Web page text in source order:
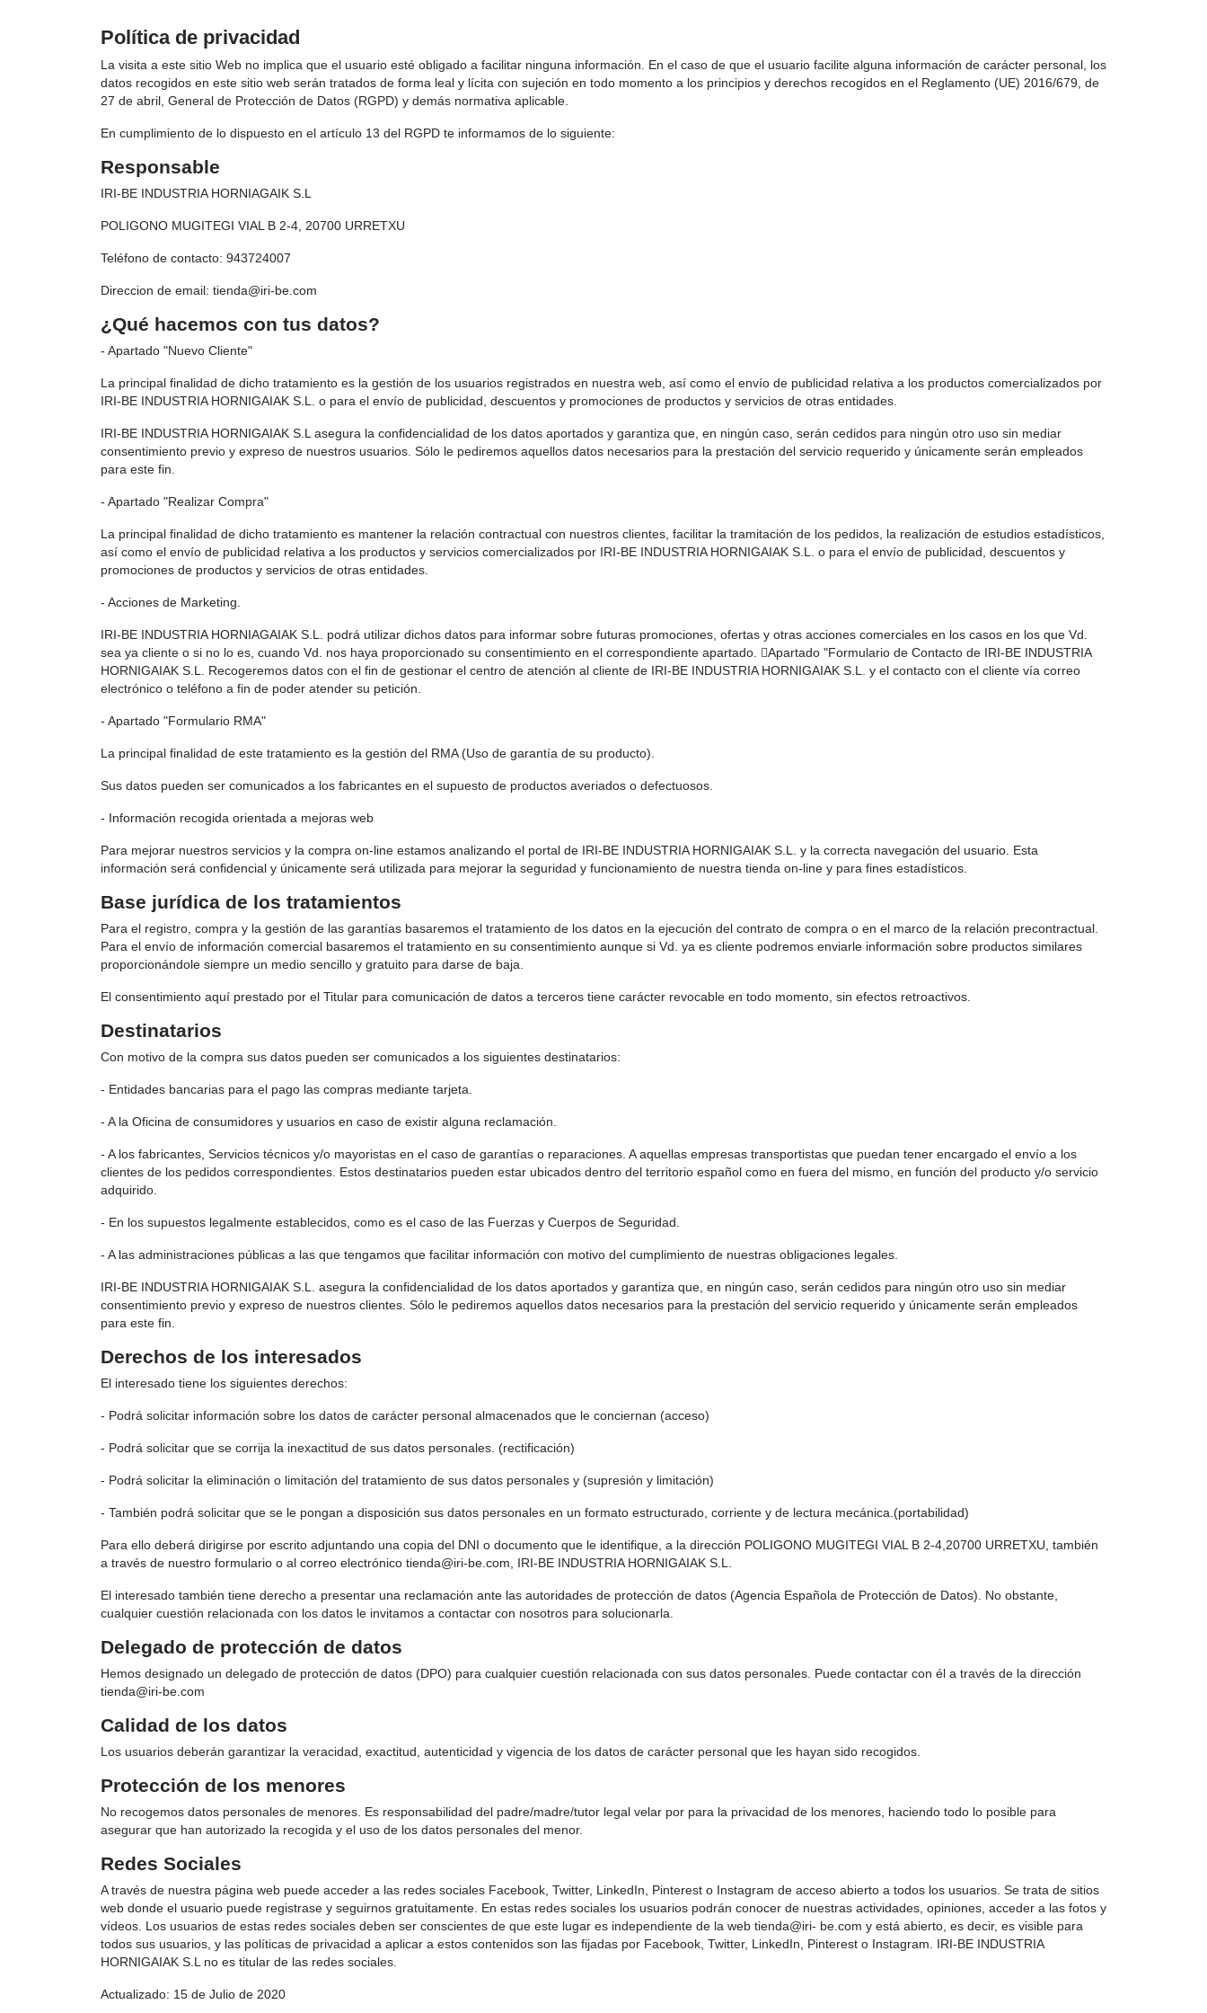
Política de privacidad
La visita a este sitio Web no implica que el usuario esté obligado a facilitar ninguna información. En el caso de que el usuario facilite alguna información de carácter personal, los
datos recogidos en este sitio web serán tratados de forma leal y lícita con sujeción en todo momento a los principios y derechos recogidos en el Reglamento (UE) 2016/679, de
27 de abril, General de Protección de Datos (RGPD) y demás normativa aplicable.
En cumplimiento de lo dispuesto en el artículo 13 del RGPD te informamos de lo siguiente:
Responsable
IRI-BE INDUSTRIA HORNIAGAIK S.L
POLIGONO MUGITEGI VIAL B 2-4, 20700 URRETXU
Teléfono de contacto: 943724007
Direccion de email: tienda@iri-be.com
¿Qué hacemos con tus datos?
- Apartado "Nuevo Cliente"
La principal finalidad de dicho tratamiento es la gestión de los usuarios registrados en nuestra web, así como el envío de publicidad relativa a los productos comercializados por
IRI-BE INDUSTRIA HORNIGAIAK S.L. o para el envío de publicidad, descuentos y promociones de productos y servicios de otras entidades.
IRI-BE INDUSTRIA HORNIGAIAK S.L asegura la confidencialidad de los datos aportados y garantiza que, en ningún caso, serán cedidos para ningún otro uso sin mediar
consentimiento previo y expreso de nuestros usuarios. Sólo le pediremos aquellos datos necesarios para la prestación del servicio requerido y únicamente serán empleados
para este fin.
- Apartado "Realizar Compra"
La principal finalidad de dicho tratamiento es mantener la relación contractual con nuestros clientes, facilitar la tramitación de los pedidos, la realización de estudios estadísticos,
así como el envío de publicidad relativa a los productos y servicios comercializados por IRI-BE INDUSTRIA HORNIGAIAK S.L. o para el envío de publicidad, descuentos y
promociones de productos y servicios de otras entidades.
- Acciones de Marketing.
IRI-BE INDUSTRIA HORNIAGAIAK S.L. podrá utilizar dichos datos para informar sobre futuras promociones, ofertas y otras acciones comerciales en los casos en los que Vd.
sea ya cliente o si no lo es, cuando Vd. nos haya proporcionado su consentimiento en el correspondiente apartado. Apartado "Formulario de Contacto de IRI-BE INDUSTRIA
HORNIGAIAK S.L. Recogeremos datos con el fin de gestionar el centro de atención al cliente de IRI-BE INDUSTRIA HORNIGAIAK S.L. y el contacto con el cliente vía correo
electrónico o teléfono a fin de poder atender su petición.
- Apartado "Formulario RMA"
La principal finalidad de este tratamiento es la gestión del RMA (Uso de garantía de su producto).
Sus datos pueden ser comunicados a los fabricantes en el supuesto de productos averiados o defectuosos.
- Información recogida orientada a mejoras web
Para mejorar nuestros servicios y la compra on-line estamos analizando el portal de IRI-BE INDUSTRIA HORNIGAIAK S.L. y la correcta navegación del usuario. Esta
información será confidencial y únicamente será utilizada para mejorar la seguridad y funcionamiento de nuestra tienda on-line y para fines estadísticos.
Base jurídica de los tratamientos
Para el registro, compra y la gestión de las garantías basaremos el tratamiento de los datos en la ejecución del contrato de compra o en el marco de la relación precontractual.
Para el envío de información comercial basaremos el tratamiento en su consentimiento aunque si Vd. ya es cliente podremos enviarle información sobre productos similares
proporcionándole siempre un medio sencillo y gratuito para darse de baja.
El consentimiento aquí prestado por el Titular para comunicación de datos a terceros tiene carácter revocable en todo momento, sin efectos retroactivos.
Destinatarios
Con motivo de la compra sus datos pueden ser comunicados a los siguientes destinatarios:
- Entidades bancarias para el pago las compras mediante tarjeta.
- A la Oficina de consumidores y usuarios en caso de existir alguna reclamación.
- A los fabricantes, Servicios técnicos y/o mayoristas en el caso de garantías o reparaciones. A aquellas empresas transportistas que puedan tener encargado el envío a los
clientes de los pedidos correspondientes. Estos destinatarios pueden estar ubicados dentro del territorio español como en fuera del mismo, en función del producto y/o servicio
adquirido.
- En los supuestos legalmente establecidos, como es el caso de las Fuerzas y Cuerpos de Seguridad.
- A las administraciones públicas a las que tengamos que facilitar información con motivo del cumplimiento de nuestras obligaciones legales.
IRI-BE INDUSTRIA HORNIGAIAK S.L. asegura la confidencialidad de los datos aportados y garantiza que, en ningún caso, serán cedidos para ningún otro uso sin mediar
consentimiento previo y expreso de nuestros clientes. Sólo le pediremos aquellos datos necesarios para la prestación del servicio requerido y únicamente serán empleados
para este fin.
Derechos de los interesados
El interesado tiene los siguientes derechos:
- Podrá solicitar información sobre los datos de carácter personal almacenados que le conciernan (acceso)
- Podrá solicitar que se corrija la inexactitud de sus datos personales. (rectificación)
- Podrá solicitar la eliminación o limitación del tratamiento de sus datos personales y (supresión y limitación)
- También podrá solicitar que se le pongan a disposición sus datos personales en un formato estructurado, corriente y de lectura mecánica.(portabilidad)
Para ello deberá dirigirse por escrito adjuntando una copia del DNI o documento que le identifique, a la dirección POLIGONO MUGITEGI VIAL B 2-4,20700 URRETXU, también
a través de nuestro formulario o al correo electrónico tienda@iri-be.com, IRI-BE INDUSTRIA HORNIGAIAK S.L.
El interesado también tiene derecho a presentar una reclamación ante las autoridades de protección de datos (Agencia Española de Protección de Datos). No obstante,
cualquier cuestión relacionada con los datos le invitamos a contactar con nosotros para solucionarla.
Delegado de protección de datos
Hemos designado un delegado de protección de datos (DPO) para cualquier cuestión relacionada con sus datos personales. Puede contactar con él a través de la dirección
tienda@iri-be.com
Calidad de los datos
Los usuarios deberán garantizar la veracidad, exactitud, autenticidad y vigencia de los datos de carácter personal que les hayan sido recogidos.
Protección de los menores
No recogemos datos personales de menores. Es responsabilidad del padre/madre/tutor legal velar por para la privacidad de los menores, haciendo todo lo posible para
asegurar que han autorizado la recogida y el uso de los datos personales del menor.
Redes Sociales
A través de nuestra página web puede acceder a las redes sociales Facebook, Twitter, LinkedIn, Pinterest o Instagram de acceso abierto a todos los usuarios. Se trata de sitios
web donde el usuario puede registrase y seguirnos gratuitamente. En estas redes sociales los usuarios podrán conocer de nuestras actividades, opiniones, acceder a las fotos y
vídeos. Los usuarios de estas redes sociales deben ser conscientes de que este lugar es independiente de la web tienda@iri- be.com y está abierto, es decir, es visible para
todos sus usuarios, y las políticas de privacidad a aplicar a estos contenidos son las fijadas por Facebook, Twitter, LinkedIn, Pinterest o Instagram. IRI-BE INDUSTRIA
HORNIGAIAK S.L no es titular de las redes sociales.
Actualizado: 15 de Julio de 2020